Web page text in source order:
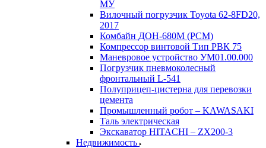
МУ
Вилочный погрузчик Toyota 62-8FD20,
2017
Комбайн ДОН-680М (РСМ)
Компрессор винтовой Тип РВК 75
Маневровое устройство УМ01.00.000
Погрузчик пневмоколесный
фронтальный L-541
Полуприцеп-цистерна для перевозки
цемента
Промышленный робот – KAWASAKI
Таль электрическая
Экскаватор HITACHI – ZX200-3
Недвижимость